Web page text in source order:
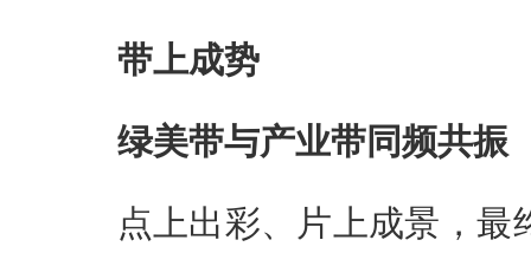
带上成势
绿美带与产业带同频共振
点上出彩、片上成景，